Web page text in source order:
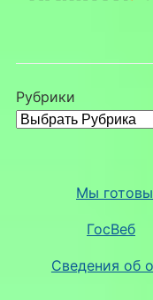
Рубрики
Мы
ГосВеб
Сведения об